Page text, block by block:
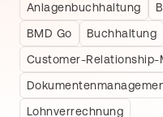
Anlagenbuchhaltung
BMD Go
Buchhaltung
Customer-Relationship-
Lohnverrechnung